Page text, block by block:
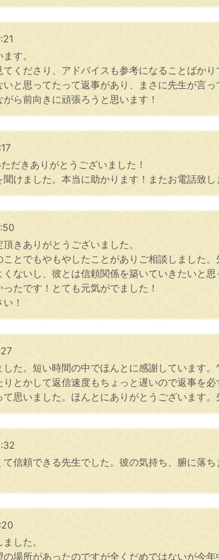
す。
くださり、アドバイスも参考になることばかり
と思ってたって返事があり、まさに先生が言っ
ら前向きに頑張ろうと思います！
だきありがとうございました！
けました。本当に助かります！またお電話致し
きありがとうございました。
とでもやもやしたことがありご相談しました
ないし、彼とは信頼関係を築いていきたいと思
たです！とても元気がでました！
！
た。短い時間の中でほんとに感謝しています
とかして返信速度もちょっと遅いので返事を
て思いました。ほんとにありがとうございます
信頼できる先生でした。彼の気持ち、腑に落
した。
場所があったのですが全くだめではないが今